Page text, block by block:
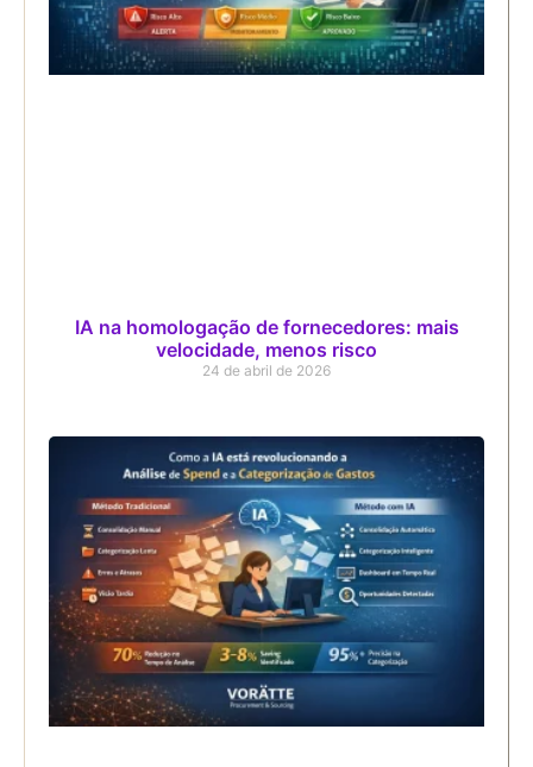
IA na homologação de fornecedores: mais
velocidade, menos risco
24 de abril de 2026